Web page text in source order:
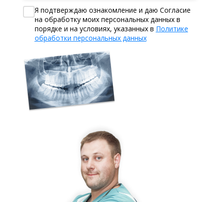
Я подтверждаю ознакомление и даю Согласие
на обработку моих персональных данных в
порядке и на условиях, указанных в Политике
обработки персональных данных